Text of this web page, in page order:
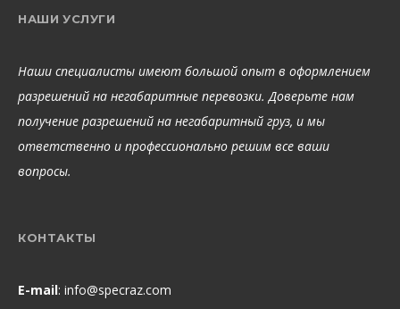
НАШИ УСЛУГИ
Наши специалисты имеют большой опыт в оформлением
разрешений на негабаритные перевозки. Доверьте нам
получение разрешений на негабаритный груз, и мы
ответственно и профессионально решим все ваши
вопросы.
КОНТАКТЫ
E-mail: info@specraz.com